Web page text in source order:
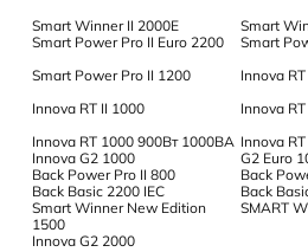
Smart Winner II 2000E Smart
Smart Power Pro II Euro 2200 Smart
Smart Power Pro II 1200 Innova
Innova RT II 1000 Innova
Innova RT 1000 900Вт 1000ВА Innova
Innova G2 1000 G2 Euro
Back Power Pro II 800 Back
Back Basic 2200 IEC Back
Smart Winner New Edition
1500
SMART
Innova G2 2000